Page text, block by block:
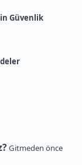
Güvenlik
Gitmeden önce